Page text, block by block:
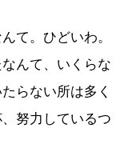
て。ひどいわ。
んて、いくらな
らない所は多く
努力しているつ